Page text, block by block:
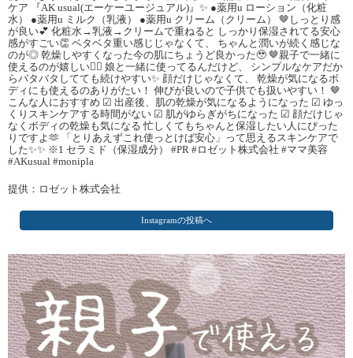
ケア 『AK usual(エーケーユージュアル)』✨ ●薬用u ローション（化粧
水） ●薬用u ミルク（乳液） ●薬用u クリーム（クリーム） 🤎しっとり感
が良い💕 化粧水→乳液→クリームで重ねると しっかり保湿されてる安心
感がすごい👏 ベタベタ重い感じじゃなくて、 ちゃんと潤いが続く感じな
のが◎ 乾燥しやすくなった今の肌にちょうど良かった🥹 🤎親子で一緒に
使えるのが嬉しい🧚‍♀️ 娘と一緒に使ってるんだけど、 シンプルなケアだか
らバタバタしてても続けやすい✨ 顔だけじゃなくて、 乾燥が気になるボ
ディにも使えるのありがたい！ 伸びが良いので子供でも扱いやすい！ 🤎
こんな人におすすめ ☑ 出産後、肌の乾燥が気になるようになった ☑ ゆっ
くりスキンケアする時間がない ☑ 肌がゆらぎがちになった ☑ 顔だけじゃ
なくボディの乾燥も気になる 忙しくてもちゃんと保湿したい人にぴった
りですよ🫶 「とりあえずこれ使っとけば安心」って思えるスキンケアで
した✨✨ ※1 セラミド（保湿成分） #PR #ロゼット株式会社 #ママ美容
#AKusual #monipla
提供：ロゼット株式会社
Instagramの投稿へ